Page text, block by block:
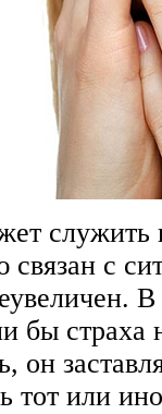
служить
с
бы страха
он
тот или